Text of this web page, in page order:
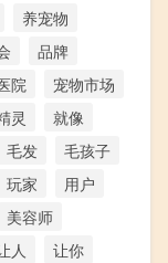
养宠物
品牌
院
宠物市场
灵
就像
毛发
毛孩子
玩家
用户
美容师
人
让你